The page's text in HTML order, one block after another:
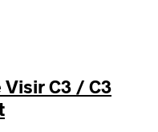
C3 / C3